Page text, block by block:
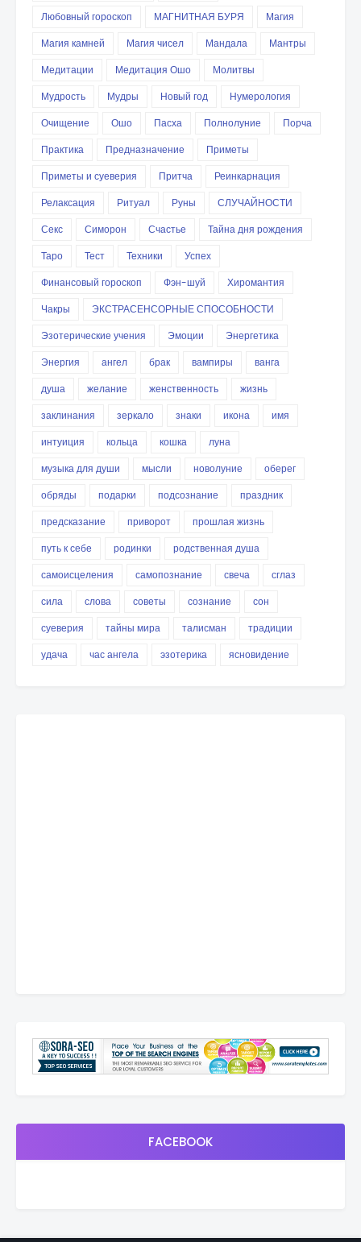
Любовный гороскоп
МАГНИТНАЯ БУРЯ
Магия
Магия камней
Магия чисел Мандала
Мантры
Медитации
Медитация Ошо
Молитвы
Мудрость
Мудры Новый год
Нумерология
Очищение
Ошо Пасха Полнолуние
Порча
Практика
Предназначение
Приметы
Приметы и суеверия
Притча
Реинкарнация
Релаксация
Ритуал Руны
СЛУЧАЙНОСТИ
Секс
Симорон Счастье
Тайна дня рождения
Таро
Тест Техники
Успех
Финансовый гороскоп
Фэн-шуй
Хиромантия
Чакры
ЭКСТРАСЕНСОРНЫЕ СПОСОБНОСТИ
Эзотерические учения
Эмоции
Энергетика
Энергия
ангел брак вампиры
ванга
душа
желание женственность
жизнь
заклинания
зеркало знаки икона
имя
интуиция
кольца кошка
луна
музыка для души
мысли новолуние
оберег
обряды
подарки подсознание
праздник
предсказание
приворот
прошлая жизнь
путь к себе
родинки
родственная душа
самоисцеления
самопознание свеча
сглаз
сила
слова советы сознание
сон
суеверия
тайны мира талисман
традиции
удача
час ангела эзотерика ясновидение
FACEBOOK